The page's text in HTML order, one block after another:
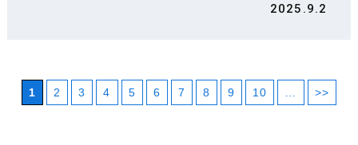
2025.9.2
1 2 3 4 5 6 7 8 9 10 >>